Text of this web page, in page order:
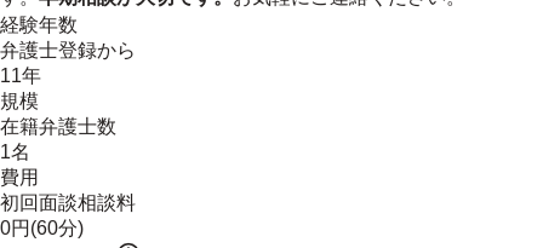
経験年数
弁護士登録から
11年
規模
在籍弁護士数
1名
費用
初回面談相談料
0円(60分)